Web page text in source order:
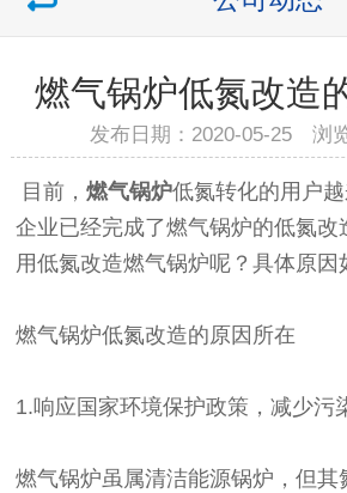
燃气锅炉低氮改造
发布日期：2020-05-25 浏
目前，燃气锅炉低氮转化的用户
企业已经完成了燃气锅炉的低氮改
用低氮改造燃气锅炉呢？具体原因
燃气锅炉低氮改造的原因所在
1.响应国家环境保护政策，减少污
燃气锅炉虽属清洁能源锅炉，但其